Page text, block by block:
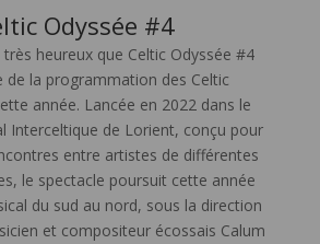
Odyssée #4
heureux que Celtic Odyssée #4
de la programmation des Celtic
année. Lancée en 2022 dans le
Interceltique de Lorient, conçu pour
entre artistes de différentes
le spectacle poursuit cette année
du sud au nord, sous la direction
et compositeur écossais Calum